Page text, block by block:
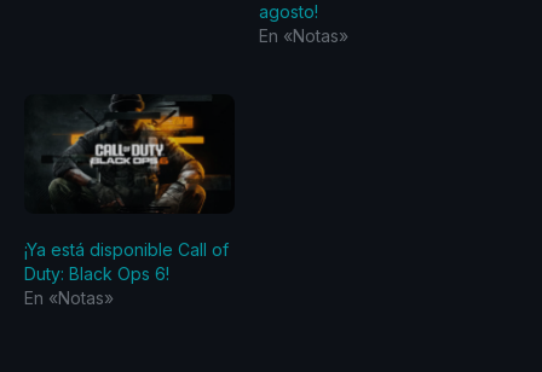
agosto!
En «Notas»
¡Ya está disponible Call of
Duty: Black Ops 6!
En «Notas»